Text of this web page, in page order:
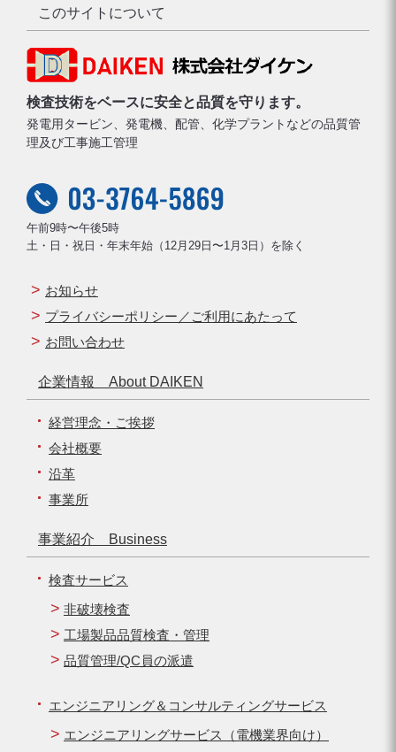
このサイトについて
検査技術をベースに安全と品質を守ります。
発電用タービン、発電機、配管、化学プラントなどの品質管
理及び工事施工管理
午前9時〜午後5時
土・日・祝日・年末年始（12月29日〜1月3日）を除く
お知らせ
プライバシーポリシー／ご利用にあたって
お問い合わせ
企業情報 About DAIKEN
経営理念・ご挨拶
会社概要
沿革
事業所
事業紹介 Business
検査サービス
非破壊検査
工場製品品質検査・管理
品質管理/QC員の派遣
エンジニアリング＆コンサルティングサービス
エンジニアリングサービス（電機業界向け）